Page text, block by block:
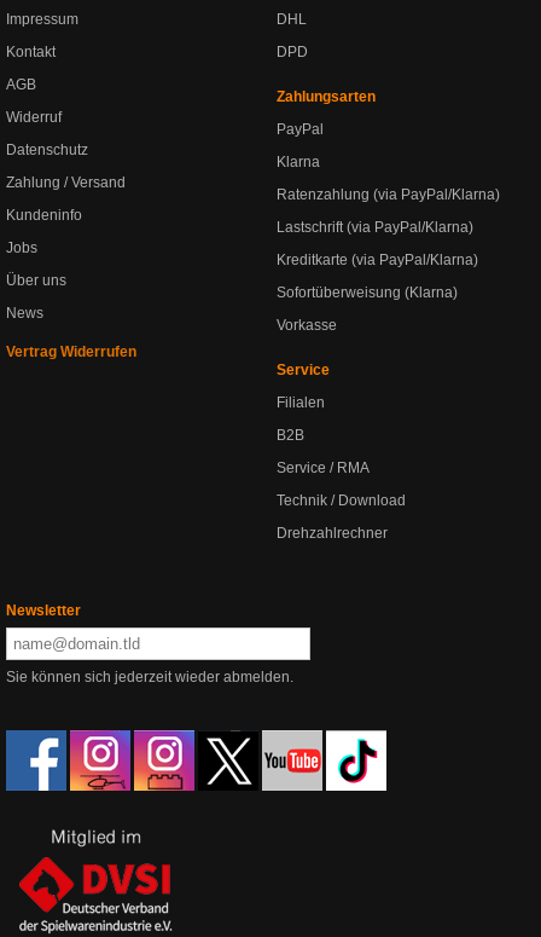
Impressum
Kontakt
AGB
Widerruf
Datenschutz
Zahlung / Versand
Kundeninfo
Jobs
Über uns
News
Vertrag Widerrufen
DHL
DPD
Zahlungsarten
PayPal
Klarna
Ratenzahlung (via PayPal/Klarna)
Lastschrift (via PayPal/Klarna)
Kreditkarte (via PayPal/Klarna)
Sofortüberweisung (Klarna)
Vorkasse
Service
Filialen
B2B
Service / RMA
Technik / Download
Drehzahlrechner
Newsletter
Sie können sich jederzeit wieder abmelden.